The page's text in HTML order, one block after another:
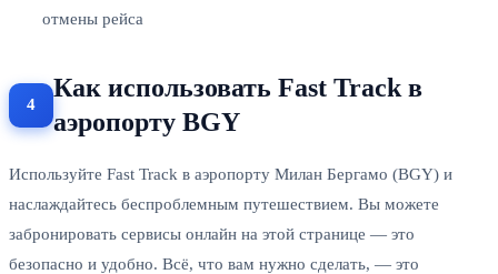
отмены рейса
Как использовать Fast Track в
аэропорту BGY
Используйте Fast Track в аэропорту Милан Бергамо (BGY) и
наслаждайтесь беспроблемным путешествием. Вы можете
забронировать сервисы онлайн на этой странице — это
безопасно и удобно. Всё, что вам нужно сделать, — это